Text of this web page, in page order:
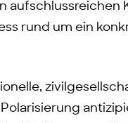
aufschlussreichen
rund um ein